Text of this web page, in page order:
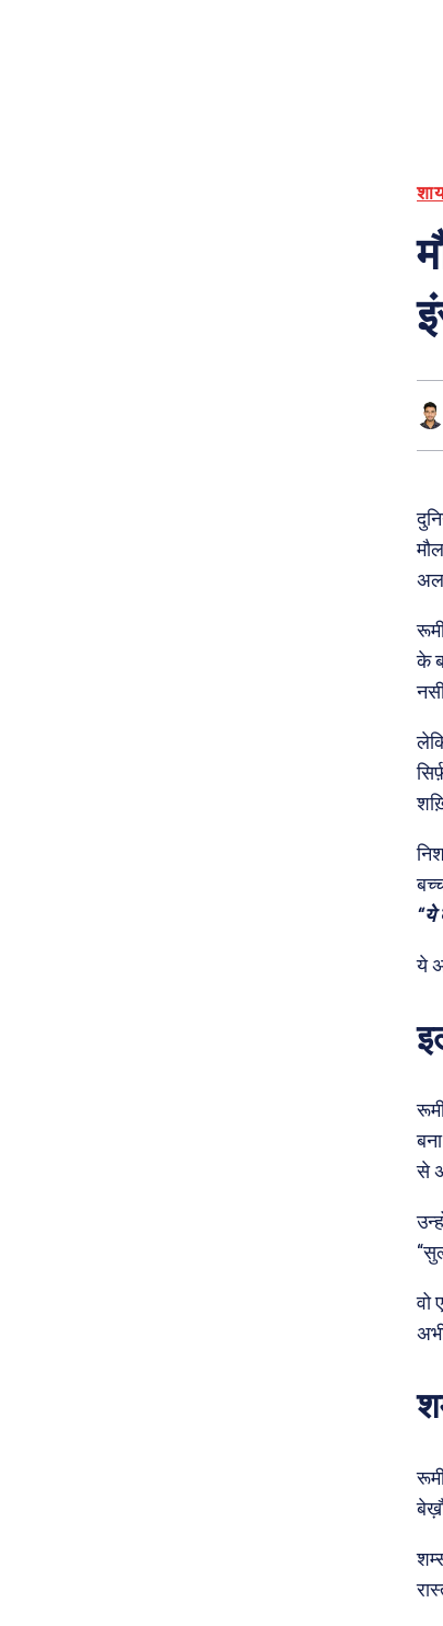
के
“ये
ये
से
वो